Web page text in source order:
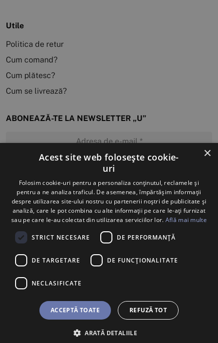
BILETE U SHOP
Utile
Politica de retur
Cum comand?
Cum plătesc?
Cum se livrează?
ABONEAZĂ-TE LA NEWSLETTER „U”
MĂ ABONEZ
×
Acest site web folosește cookie-
uri
Folosim cookie-uri pentru a personaliza conținutul, reclamele și
pentru a ne analiza traficul. De asemenea, împărtășim informații
despre utilizarea site-ului nostru cu partenerii noștri de publicitate și
analiză, care le pot combina cu alte informații pe care le-ați furnizat
sau pe care le-au colectat din utilizarea serviciilor lor. Află mai multe
STRICT NECESARE DE PERFORMANȚĂ
DE TARGETARE DE FUNCŢIONALITATE
NECLASIFICATE
ACCEPTĂ TOATE REFUZĂ TOT
ARATĂ DETALIILE